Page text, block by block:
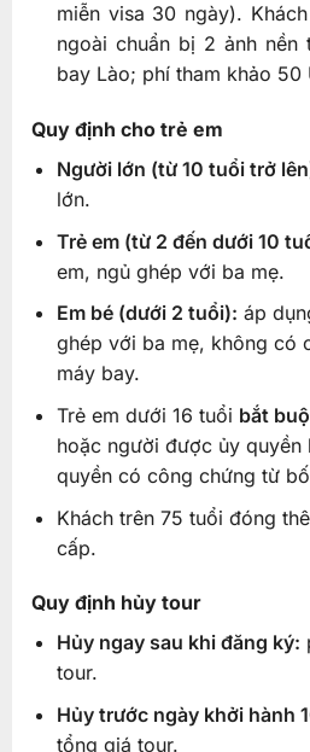
miễn visa 30 ngày).
ngoài chuẩn bị 2 ảnh nền
bay Lào; phí tham khảo 50
Quy định cho trẻ em
Người lớn (từ 10 tuổi trở
lớn.
Trẻ em (từ 2 đến dưới 10
em, ngủ ghép với ba mẹ.
Em bé (dưới 2 tuổi): áp
ghép với ba mẹ, không có
máy bay.
Trẻ em dưới 16 tuổi bắt
hoặc người được ủy quyền
quyền có công chứng từ
Khách trên 75 tuổi đóng
cấp.
Quy định hủy tour
Hủy ngay sau khi đăng ký:
tour.
Hủy trước ngày khởi hành
tổng giá tour.